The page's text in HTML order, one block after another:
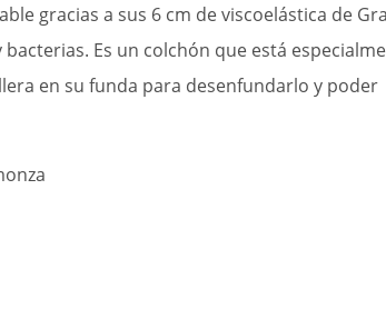
gracias a sus 6 cm de viscoelástica de
Es un colchón que está
en su funda para desenfundarlo y poder